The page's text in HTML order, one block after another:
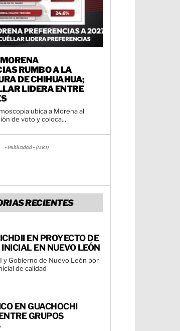
RUMBO A LA
DE CHIHUAHUA;
LIDERA ENTRE
ubica a Morena al
de voto y coloca...
- Publicidad - (MR1)
RECIENTES
EN PROYECTO DE
EN NUEVO LEÓN
y Gobierno de Nuevo León por
de calidad
EN GUACHOCHI
GRUPOS